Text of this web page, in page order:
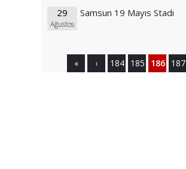
29
Ağustos
Samsun 19 Mayıs Stadı
« ‹ 184 185 186 187